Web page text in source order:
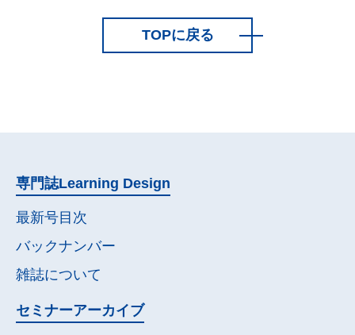
TOPに戻る
専門誌Learning Design
最新号目次
バックナンバー
雑誌について
セミナーアーカイブ